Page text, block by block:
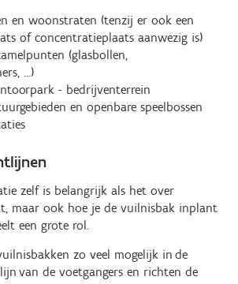
en woonstraten (tenzij er ook een
of concentratieplaats aanwezig is)
(glasbollen,
…)
- bedrijventerrein
en openbare speelbossen
zelf is belangrijk als het over
maar ook hoe je de vuilnisbak inplant
een grote rol.
zo veel mogelijk in de
lijn van de voetgangers en richten de